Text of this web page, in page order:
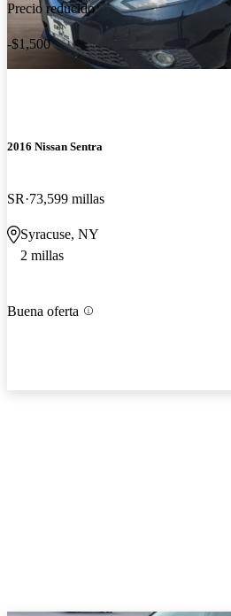
Precio reducido
-$1,500
2016 Nissan Sentra
SR 73,599 millas
Syracuse, NY
2 millas
Buena oferta